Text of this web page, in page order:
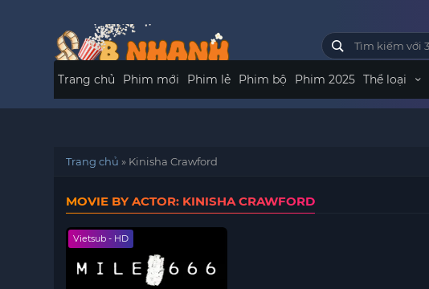
Trang chủ Phim mới Phim lẻ Phim bộ Phim 2025 Thể loại
Trang chủ » Kinisha Crawford
MOVIE BY ACTOR: KINISHA CRAWFORD
Vietsub - HD